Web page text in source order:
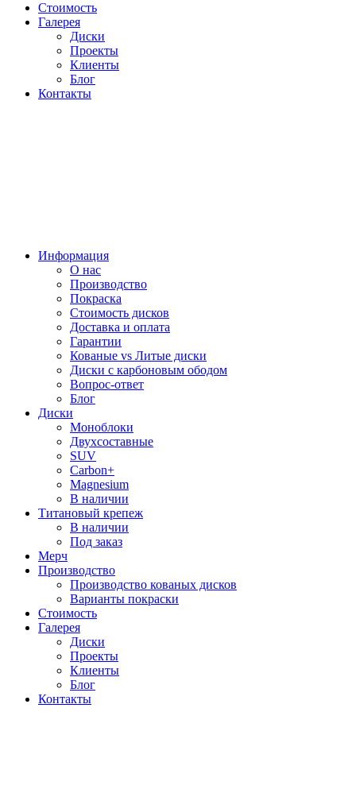
Стоимость
Галерея
Диски
Проекты
Клиенты
Блог
Контакты
Информация
О нас
Производство
Покраска
Стоимость дисков
Доставка и оплата
Гарантии
Кованые vs Литые диски
Диски с карбоновым ободом
Вопрос-ответ
Блог
Диски
Моноблоки
Двухсоставные
SUV
Carbon+
Magnesium
В наличии
Титановый крепеж
В наличии
Под заказ
Мерч
Производство
Производство кованых дисков
Варианты покраски
Стоимость
Галерея
Диски
Проекты
Клиенты
Блог
Контакты